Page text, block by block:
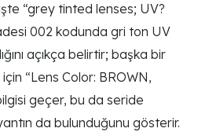
“grey tinted lenses; UV?
002 kodunda gri ton UV
açıkça belirtir; başka bir
“Lens Color: BROWN,
geçer, bu da seride
da bulunduğunu gösterir.